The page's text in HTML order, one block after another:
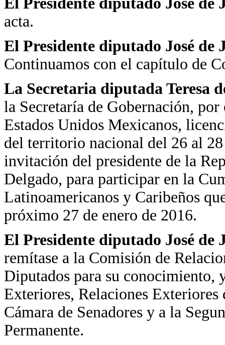
acta.
El Presidente diputado José
Continuamos con el capítulo de
La Secretaria diputada Teresa
la Secretaría de Gobernación,
Estados Unidos Mexicanos,
del territorio nacional del 26 al
invitación del presidente de la
Delgado, para participar en la
Latinoamericanos y Caribeños
próximo 27 de enero de 2016.
El Presidente diputado José
remítase a la Comisión de
Diputados para su conocimiento,
Exteriores, Relaciones
Cámara de Senadores y a la
Permanente.